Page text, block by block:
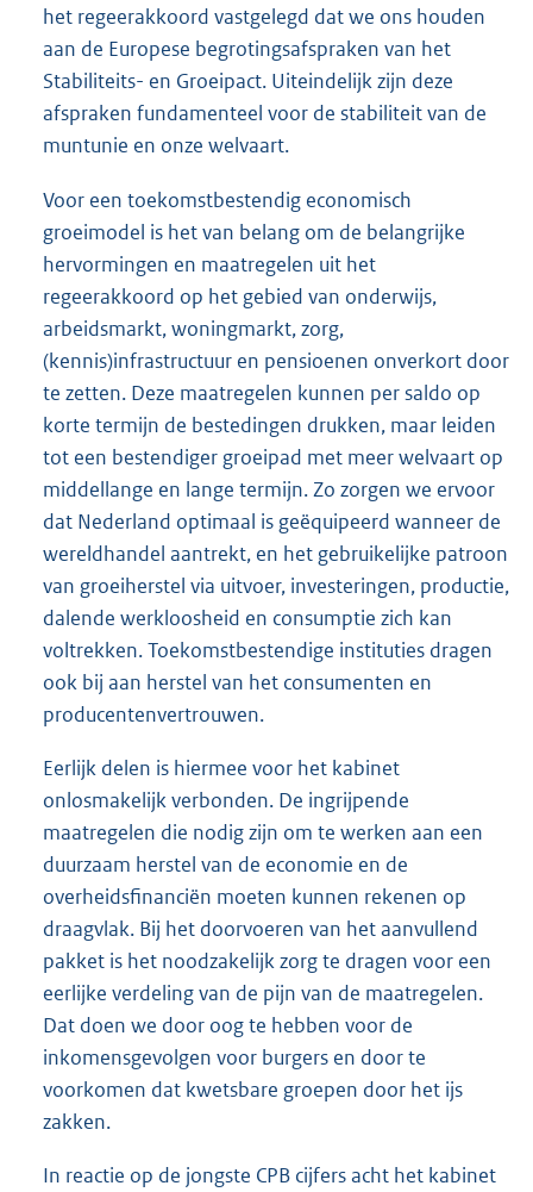
het regeerakkoord vastgelegd dat we ons houden
aan de Europese begrotingsafspraken van het
Stabiliteits- en Groeipact. Uiteindelijk zijn deze
afspraken fundamenteel voor de stabiliteit van de
muntunie en onze welvaart.
Voor een toekomstbestendig economisch
groeimodel is het van belang om de belangrijke
hervormingen en maatregelen uit het
regeerakkoord op het gebied van onderwijs,
arbeidsmarkt, woningmarkt, zorg,
(kennis)infrastructuur en pensioenen onverkort door
te zetten. Deze maatregelen kunnen per saldo op
korte termijn de bestedingen drukken, maar leiden
tot een bestendiger groeipad met meer welvaart op
middellange en lange termijn. Zo zorgen we ervoor
dat Nederland optimaal is geëquipeerd wanneer de
wereldhandel aantrekt, en het gebruikelijke patroon
van groeiherstel via uitvoer, investeringen, productie,
dalende werkloosheid en consumptie zich kan
voltrekken. Toekomstbestendige instituties dragen
ook bij aan herstel van het consumenten en
producentenvertrouwen.
Eerlijk delen is hiermee voor het kabinet
onlosmakelijk verbonden. De ingrijpende
maatregelen die nodig zijn om te werken aan een
duurzaam herstel van de economie en de
overheidsfinanciën moeten kunnen rekenen op
draagvlak. Bij het doorvoeren van het aanvullend
pakket is het noodzakelijk zorg te dragen voor een
eerlijke verdeling van de pijn van de maatregelen.
Dat doen we door oog te hebben voor de
inkomensgevolgen voor burgers en door te
voorkomen dat kwetsbare groepen door het ijs
zakken.
In reactie op de jongste CPB cijfers acht het kabinet